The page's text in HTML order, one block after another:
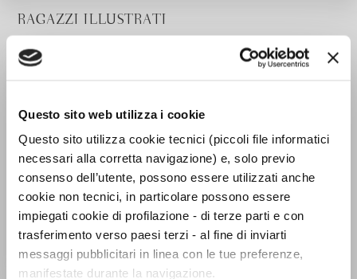
Questo sito web utilizza i cookie
Questo sito utilizza cookie tecnici (piccoli file informatici
necessari alla corretta navigazione) e, solo previo
consenso dell’utente, possono essere utilizzati anche
cookie non tecnici, in particolare possono essere
impiegati cookie di profilazione - di terze parti e con
trasferimento verso paesi terzi - al fine di inviarti
messaggi pubblicitari in linea con le tue preferenze,
manifestate durante la navigazione.
RAGAZZI ILLUSTRATI